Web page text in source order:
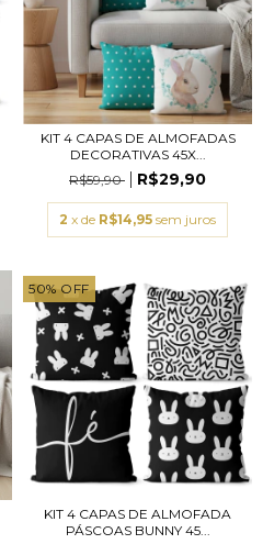
KIT 4 CAPAS DE ALMOFADAS
DECORATIVAS 45X...
R$59,90
R$29,90
2 x de R$14,95 sem juros
50%OFF
KIT 4 CAPAS DE ALMOFADA
PÁSCOAS BUNNY 45...